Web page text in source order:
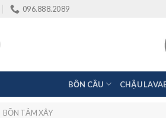
096.888.2089
BỒN CẦU CHẬU
BỒN TẮM XÂY